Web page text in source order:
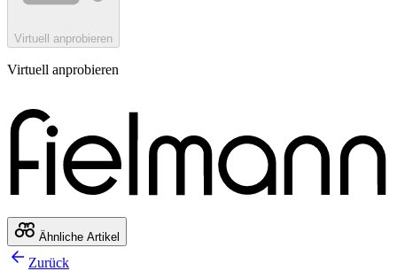
Virtuell anprobieren
Virtuell anprobieren
Ähnliche Artikel
Zurück